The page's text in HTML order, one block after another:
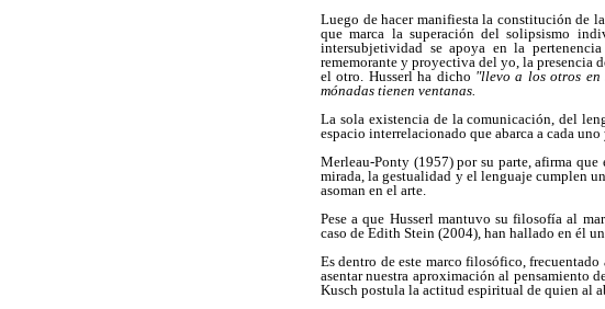
Luego de hacer manifiesta la constitución de
que marca la superación del solipsismo
intersubjetividad se apoya en la
rememorante y proyectiva del yo, la presencia
el otro. Husserl ha dicho "llevo a los otros en
mónadas tienen ventanas.
La sola existencia de la comunicación, del
espacio interrelacionado que abarca a cada
Merleau-Ponty (1957) por su parte, afirma
mirada, la gestualidad y el lenguaje cumplen
asoman en el arte.
Pese a que Husserl mantuvo su filosofía al
caso de Edith Stein (2004), han hallado en él
Es dentro de este marco filosófico,
asentar nuestra aproximación al pensamiento
Kusch postula la actitud espiritual de quien al